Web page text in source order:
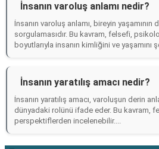
İnsanın varoluş anlamı nedir?
İnsanın varoluş anlamı, bireyin yaşamının
sorgulamasıdır. Bu kavram, felsefi,
boyutlarıyla insanın kimliğini ve yaşamını
İnsanın yaratılış amacı nedir?
İnsanın yaratılış amacı, varoluşun derin
dünyadaki rolünü ifade eder. Bu kavram,
perspektiflerden incelenebilir....